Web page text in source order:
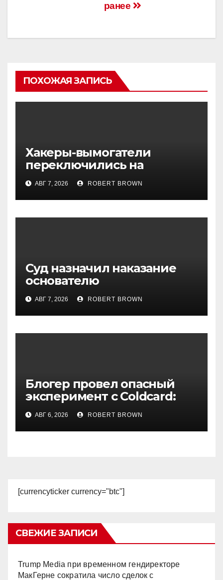
ранее
ПОХОЖАЯ ЗАПИСЬ
Хакеры-вымогатели
переключились на
инвестфонды с Уолл-стрит
АВГ 7, 2026 ROBERT BROWN
Суд назначил наказание
основателю
криптомаркетмейкера
MyTrade
АВГ 7, 2026 ROBERT BROWN
Блогер провел опасный
эксперимент с Coldcard:
быстрый взлом уязвимого
кошелька
АВГ 6, 2026 ROBERT BROWN
[currencyticker currency="btc"]
СВЕЖИЕ ЗАПИСИ
Trump Media при временном гендиректоре
МакГерне сократила число сделок с